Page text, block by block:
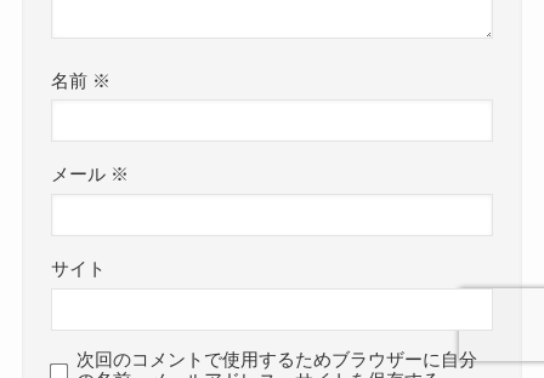
名前 ※
メール ※
サイト
次回のコメントで使用するためブラウザーに自分